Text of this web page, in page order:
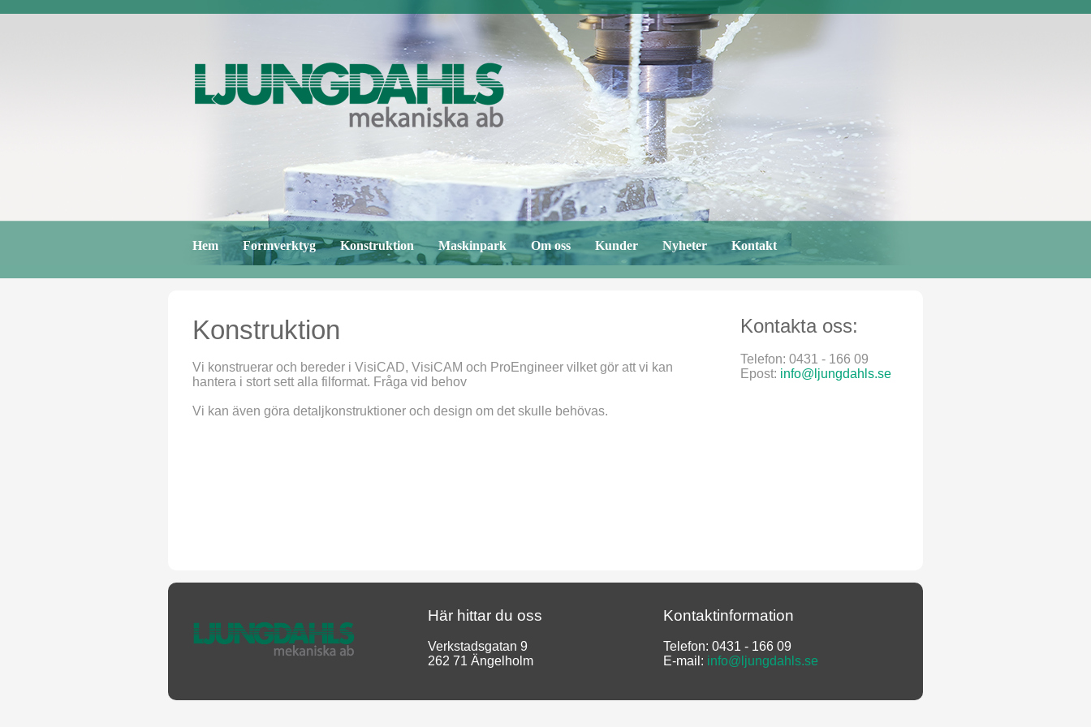
Hem Formverktyg Konstruktion Maskinpark Om oss Kunder Nyheter Kontakt
Konstruktion
Vi konstruerar och bereder i VisiCAD, VisiCAM och ProEngineer vilket gör att vi kan
hantera i stort sett alla filformat. Fråga vid behov
Vi kan även göra detaljkonstruktioner och design om det skulle behövas.
Kontakta oss:
Telefon: 0431 - 166 09
Epost: info@ljungdahls.se
​Här hittar du oss
Verkstadsgatan 9
262 71 Ängelholm
​Kontaktinformation
Telefon: 0431 - 166 09
E-mail: info@ljungdahls.se